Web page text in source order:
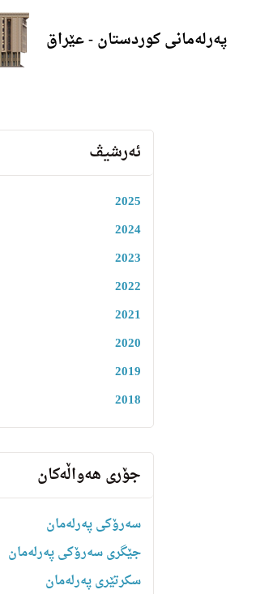
پەرلەمانی کوردستان - عێراق
ئەرشیڤ
2025
2024
2023
2022
2021
2020
2019
2018
جۆری هەواڵەکان
سەرۆکی پەرلەمان
جێگری سەرۆکی پەرلەمان
سکرتێری پەرلەمان